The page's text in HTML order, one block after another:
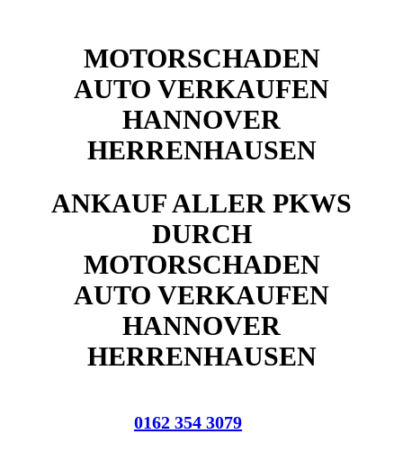
MOTORSCHADEN
AUTO VERKAUFEN
HANNOVER
HERRENHAUSEN
ANKAUF ALLER PKWS
DURCH
MOTORSCHADEN
AUTO VERKAUFEN
HANNOVER
HERRENHAUSEN
0162 354 3079